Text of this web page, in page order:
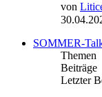
von
SOMMER-
Themen
Beiträge
Letzter